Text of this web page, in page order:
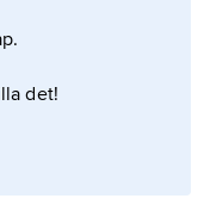
det!